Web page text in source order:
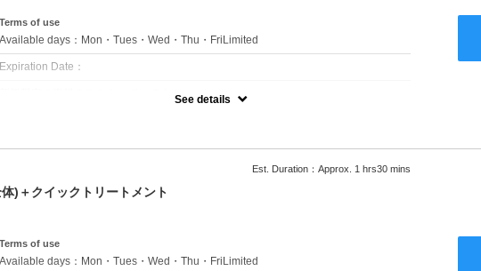
Terms of use
Available days：Mon・Tues・Wed・Thu・FriLimited
Expiration Date：
新規限定の平日のみのクーポンです★
をご提案させて頂きます●選べるシャンプー付き●次回以降は早期割引で10～20%off
See details
Est. Duration：Approx. 1 hrs30 mins
)＋クイックトリートメント
Terms of use
Available days：Mon・Tues・Wed・Thu・FriLimited